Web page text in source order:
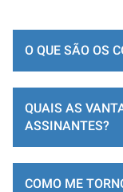
O QUE SÃO OS
QUAIS AS
ASSINANTES?
COMO ME